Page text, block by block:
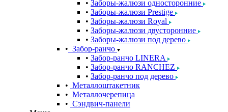
Заборы-жалюзи односторонние
Заборы-жалюзи Prestige
Заборы-жалюзи Royal
Заборы-жалюзи двусторонние
Заборы-жалюзи под дерево
Забор-ранчо
Забор-ранчо LINERA
Забор-ранчо RANCHEZ
Забор-ранчо под дерево
Металлоштакетник
Металлочерепица
Сэндвич-панели